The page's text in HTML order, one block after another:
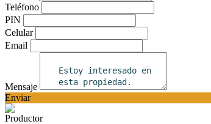
Teléfono
PIN
Celular
Email
Mensaje
Enviar
Productor